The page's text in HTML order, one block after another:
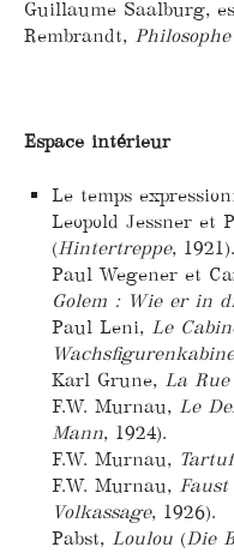
Guillaume Saalburg,
Rembrandt,
Espace intérieur
Le temps
Leopold Jessner et
(Hintertreppe, 1921).
Paul Wegener et
Golem : Wie er in
Paul Leni, Le
Karl Grune, La Rue
F.W. Murnau, Le
Mann, 1924).
F.W. Murnau,
F.W. Murnau, Faust
Volkassage, 1926).
Pabst, Loulou(Die